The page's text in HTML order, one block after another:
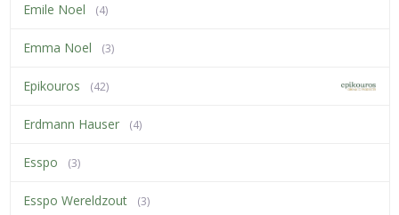
Emile Noel (4)
Emma Noel (3)
Epikouros (42)
Erdmann Hauser (4)
Esspo (3)
Esspo Wereldzout (3)